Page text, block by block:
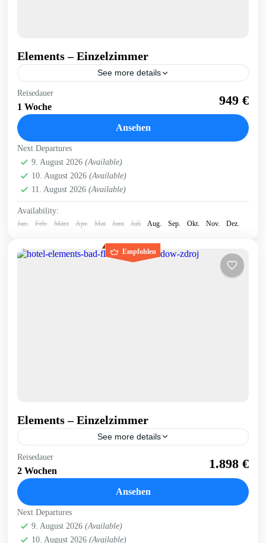
Elements – Einzelzimmer
See more details
Bad Flinsberg
Hotel Elements in Bad Flinsberg (Swieradow-Zdroj)
Bad Flinsberg (Swieradow-Zdroj)
Reisedauer
1 Woche 949 €
Ansehen
Next Departures
9. August 2026 (Available)
10. August 2026 (Available)
11. August 2026 (Available)
Availability:
Jan. Feb. März Apr. Mai Juni Juli Aug. Sep. Okt. Nov. Dez.
Empfohlen
Elements – Einzelzimmer
See more details
Bad Flinsberg
Hotel Elements in Bad Flinsberg (Swieradow-Zdroj)
Bad Flinsberg (Swieradow-Zdroj)
Reisedauer
2 Wochen 1.898 €
Ansehen
Next Departures
9. August 2026 (Available)
10. August 2026 (Available)